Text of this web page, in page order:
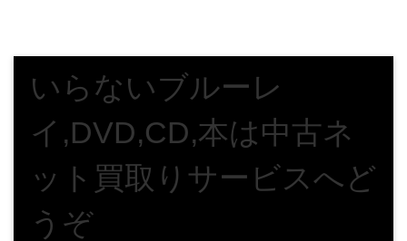
いらないブルーレ
イ,DVD,CD,本は中古ネ
ット買取りサービスへど
うぞ